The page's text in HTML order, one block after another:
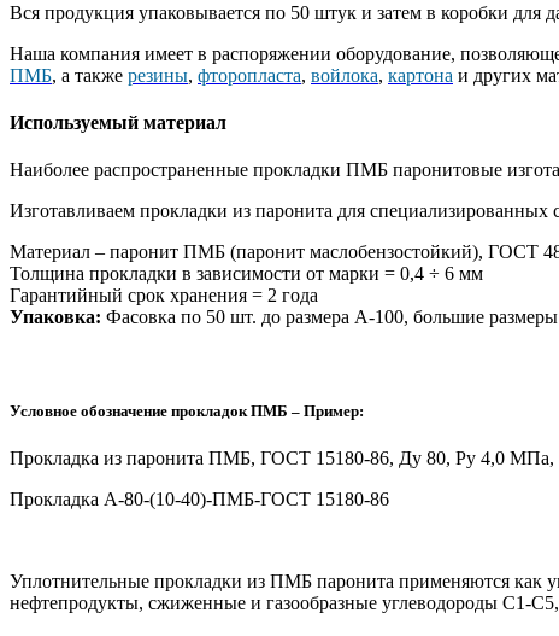
Вся продукция упаковывается по 50 штук и затем в коробки
Наша компания имеет в распоряжении оборудование,
ПМБ, а также резины, фторопласта, войлока, картона и других
Используемый материал
Наиболее распространенные прокладки ПМБ паронитовые
Изготавливаем прокладки из паронита для
Материал – паронит ПМБ (паронит маслобензостойкий), ГОСТ
Толщина прокладки в зависимости от марки = 0,4 ÷ 6 мм
Гарантийный срок хранения = 2 года
Упаковка: Фасовка по 50 шт. до размера А-100, большие
Условное обозначение прокладок ПМБ – Пример:
Прокладка из паронита ПМБ, ГОСТ 15180-86, Ду 80, Ру 4,0
Прокладка А-80-(10-40)-ПМБ-ГОСТ 15180-86
Уплотнительные прокладки из ПМБ паронита применяются как
нефтепродукты, сжиженные и газообразные углеводороды С1-